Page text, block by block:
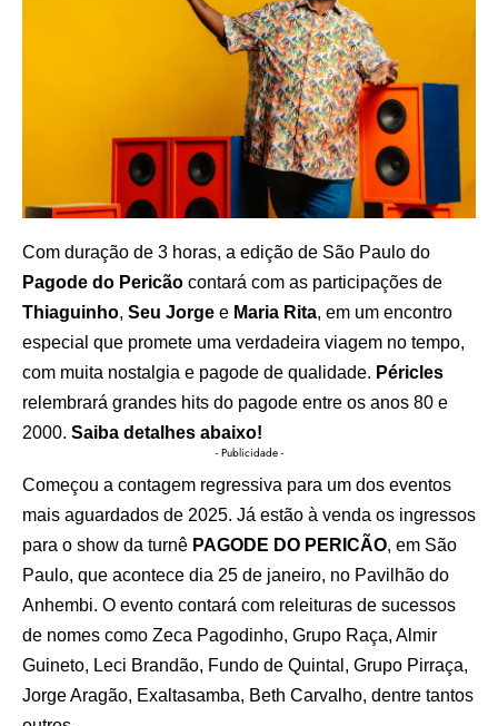
Com duração de 3 horas, a edição de São Paulo do
Pagode do Pericão contará com as participações de
Thiaguinho, Seu Jorge e Maria Rita, em um encontro
especial que promete uma verdadeira viagem no tempo,
com muita nostalgia e pagode de qualidade. Péricles
relembrará grandes hits do pagode entre os anos 80 e
2000. Saiba detalhes abaixo!
- Publicidade -
Começou a contagem regressiva para um dos eventos
mais aguardados de 2025. Já estão à venda os ingressos
para o show da turnê PAGODE DO PERICÃO, em São
Paulo, que acontece dia 25 de janeiro, no Pavilhão do
Anhembi. O evento contará com releituras de sucessos
de nomes como Zeca Pagodinho, Grupo Raça, Almir
Guineto, Leci Brandão, Fundo de Quintal, Grupo Pirraça,
Jorge Aragão, Exaltasamba, Beth Carvalho, dentre tantos